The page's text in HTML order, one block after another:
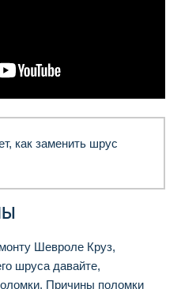
как заменить шрус
Шевроле Круз,
шруса давайте,
Причины поломки